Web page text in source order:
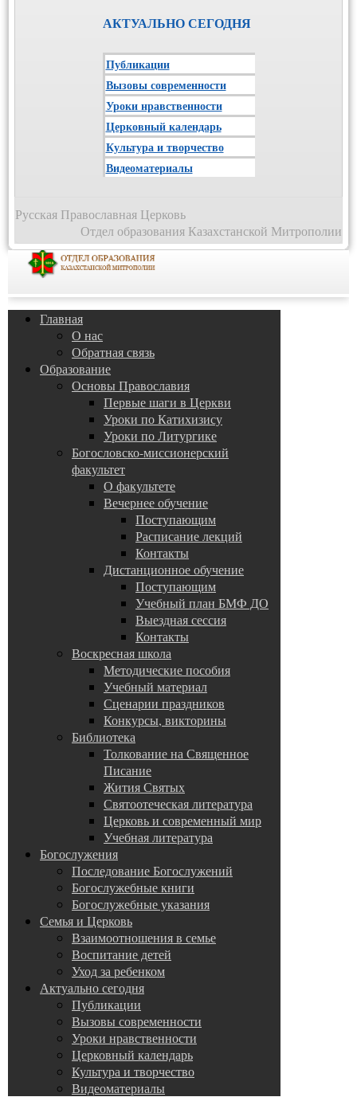
АКТУАЛЬНО СЕГОДНЯ
Публикации
Вызовы современности
Уроки нравственности
Церковный календарь
Культура и творчество
Видеоматериалы
Русская Православная Церковь
Отдел образования Казахстанской Митрополии
Главная
О нас
Обратная связь
Образование
Основы Православия
Первые шаги в Церкви
Уроки по Катихизису
Уроки по Литургике
Богословско-миссионерский
факультет
О факультете
Вечернее обучение
Поступающим
Расписание лекций
Контакты
Дистанционное обучение
Поступающим
Учебный план БМФ ДО
Выездная сессия
Контакты
Воскресная школа
Методические пособия
Учебный материал
Сценарии праздников
Конкурсы, викторины
Библиотека
Толкование на Священное
Писание
Жития Святых
Святоотеческая литература
Церковь и современный мир
Учебная литература
Богослужения
Последование Богослужений
Богослужебные книги
Богослужебные указания
Семья и Церковь
Взаимоотношения в семье
Воспитание детей
Уход за ребенком
Актуально сегодня
Публикации
Вызовы современности
Уроки нравственности
Церковный календарь
Культура и творчество
Видеоматериалы